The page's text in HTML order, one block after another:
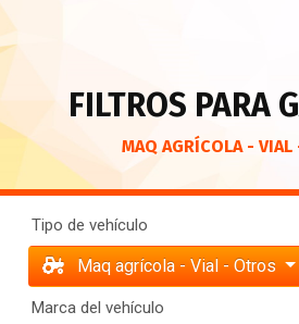
FILTROS PARA
MAQ AGRÍCOLA -
Tipo de vehículo
Maq agrícola - Vial - Otros
Marca del vehículo